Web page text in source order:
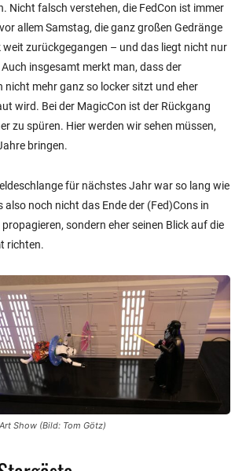
Nicht falsch verstehen, die FedCon ist immer
allem Samstag, die ganz großen Gedränge
weit zurückgegangen – und das liegt nicht nur
insgesamt merkt man, dass der
nicht mehr ganz so locker sitzt und eher
wird. Bei der MagicCon ist der Rückgang
zu spüren. Hier werden wir sehen müssen,
bringen.
für nächstes Jahr war so lang wie
also noch nicht das Ende der (Fed)Cons in
sondern eher seinen Blick auf die
richten.
Show (Bild: Tom Götz)